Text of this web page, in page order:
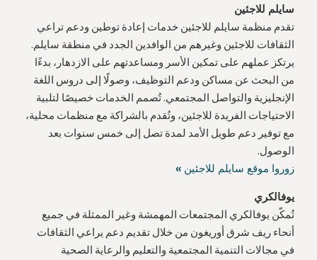
سايلم للاجئين
تقدم منظمة سايلم للاجئين خدمات إعادة توطين ودعم تراعي
الثقافات للاجئين وغيرهم من الوافدين الجدد في منطقة سايلم.
يرتكز عملهم على تمكين الأسر ومساعدتهم على الازدهار، بدءًا
من البحث عن مساكن ودعم التوظيف، وصولًا إلى دروس اللغة
الإنجليزية والتواصل المجتمعي. تُصمم الخدمات خصيصًا لتلبية
الاحتياجات الفريدة للاجئين، وتُقدم بالشراكة مع منظمات محلية،
مع توفير دعم طويل الأمد لمدة تصل إلى خمس سنوات بعد
الوصول.
زوروا موقع سايلم للاجئين »
يوفالكري
تُمكّن يوفالكري المجتمعات المهمشة وغير الممثلة في جميع
أنحاء ريف شرق أوريغون من خلال تقديم دعم يراعي الثقافات
في مجالات التنمية المجتمعية والتعليم والرعاية الصحية